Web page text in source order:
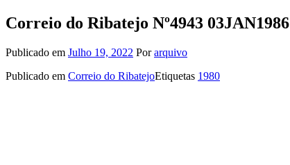
Correio do Ribatejo Nº4943 03JAN1986
Publicado em Julho 19, 2022 Porarquivo
Publicado em Correio do RibatejoEtiquetas 1980